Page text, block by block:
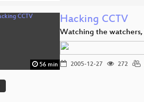
56 min
Hacking CCTV
Watching the
2005-12-27 272